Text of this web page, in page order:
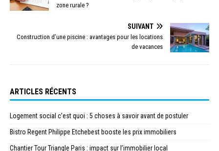
zone rurale ?
SUIVANT
Construction d’une piscine : avantages pour les locations
de vacances
ARTICLES RÉCENTS
Logement social c’est quoi : 5 choses à savoir avant de postuler
Bistro Regent Philippe Etchebest booste les prix immobiliers
Chantier Tour Triangle Paris : impact sur l’immobilier local